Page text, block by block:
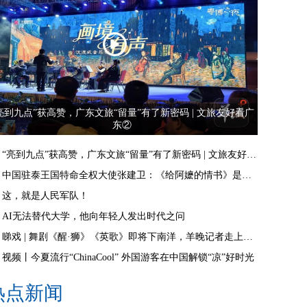
到九点”获高赞，广东文旅“留量”有了新密码 | 文旅友好看广
东②
“亮到九点”获高赞，广东文旅“留量”有了新密码 | 文旅友好看广东②
中国驻泰王国特命全权大使张建卫：《给阿嬷的情书》是讲好中国故事的好抓手
这，就是人民军队！
AI无法替代大学，他向年轻人发出时代之问
睇戏 | 舞剧《醒·狮》《英歌》即将下南洋，羊晚记者走上舞台体验白金狮头
视频丨今夏流行“ChinaCool” 外国游客在中国解锁“凉”好时光
点新闻